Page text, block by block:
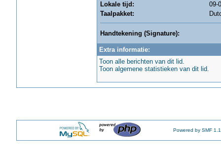
Lokale tijd:
09-
Taalpakket:
Handtekening (Signature):
Extra informatie:
Toon alle berichten van dit lid.
Toon algemene statistieken van dit lid.
Powered by SMF